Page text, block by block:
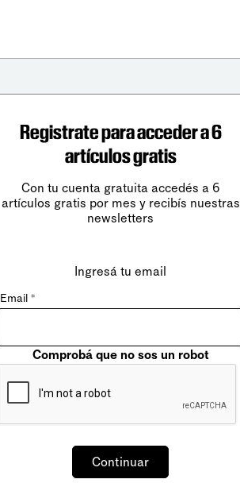
Registrate para acceder a 6
artículos gratis
Con tu cuenta gratuita accedés a 6
artículos gratis por mes y recibís nuestras
newsletters
Ingresá tu email
Email *
Comprobá que no sos un robot